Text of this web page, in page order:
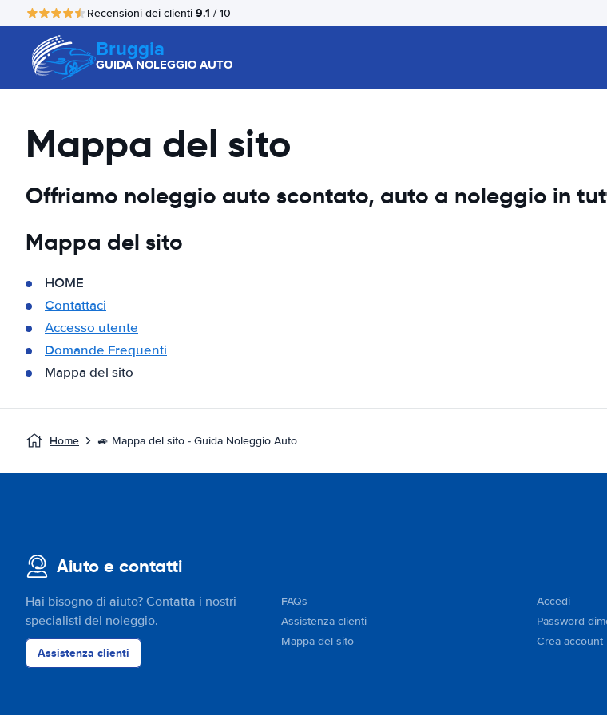
Recensioni dei clienti 9.1 / 10
Bruggia
GUIDA NOLEGGIO AUTO
Mappa del sito
Offriamo noleggio auto scontato, auto a noleggio in
Mappa del sito
HOME
Contattaci
Accesso utente
Domande Frequenti
Mappa del sito
Home 🚙 Mappa del sito - Guida Noleggio Auto
Aiuto e contatti
Hai bisogno di aiuto? Contatta i nostri
specialisti del noleggio.
Assistenza clienti
FAQs
Assistenza clienti
Mappa del sito
Accedi
Password
Crea account